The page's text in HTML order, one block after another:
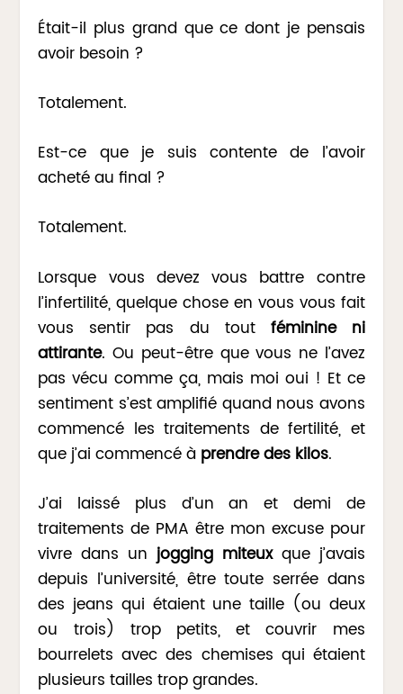
Était-il plus grand que ce dont je pensais
avoir besoin ?
Totalement.
Est-ce que je suis contente de l’avoir
acheté au final ?
Totalement.
Lorsque vous devez vous battre contre
l’infertilité, quelque chose en vous vous fait
vous sentir pas du tout féminine ni
attirante. Ou peut-être que vous ne l’avez
pas vécu comme ça, mais moi oui ! Et ce
sentiment s’est amplifié quand nous avons
commencé les traitements de fertilité, et
que j’ai commencé à prendre des kilos.
J’ai laissé plus d’un an et demi de
traitements de PMA être mon excuse pour
vivre dans un jogging miteuxque j’avais
depuis l’université, être toute serrée dans
des jeans qui étaient une taille (ou deux
ou trois) trop petits, et couvrir mes
bourrelets avec des chemises qui étaient
plusieurs tailles trop grandes.